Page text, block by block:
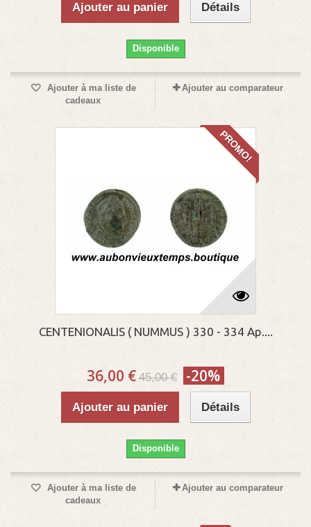
Ajouter au panier Détails
Disponible
Ajouter à ma liste de
cadeaux
Ajouter au comparateur
PROMO!
CENTENIONALIS ( NUMMUS ) 330 - 334 Ap....
36,00 € 45,00 € -20%
Ajouter au panier Détails
Disponible
Ajouter à ma liste de
cadeaux
Ajouter au comparateur